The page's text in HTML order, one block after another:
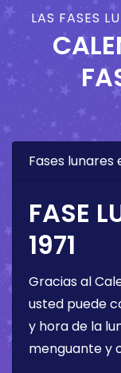
LAS FASES
Fases lunares
FASE
1971
Gracias al
usted puede
y hora de la
menguante y